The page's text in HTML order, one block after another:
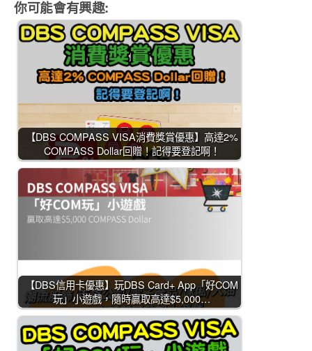
你可能會有興趣:
【DBS COMPASS VISA消費獎賞優惠】高達2%
COMPASS Dollar回贈！記得要登記啊！
【DBS信用卡優惠】玩DBS Card+ App「好COM
玩」小遊戲，隨時贏取高達$5,000…